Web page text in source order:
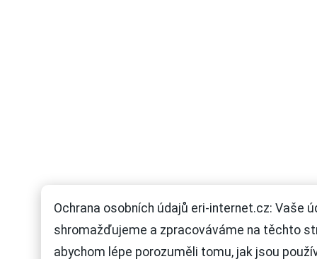
Ochrana osobních údajů eri-internet.cz: Vaše
shromažďujeme a zpracováváme na těchto
abychom lépe porozuměli tomu, jak jsou